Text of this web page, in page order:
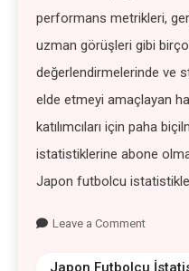
performans metrikleri,
uzman görüşleri gibi
değerlendirmelerinde ve
elde etmeyi amaçlayan
katılımcıları için paha
istatistiklerine abone
Japon futbolcu
Leave a Comment
Japon Futbolcu